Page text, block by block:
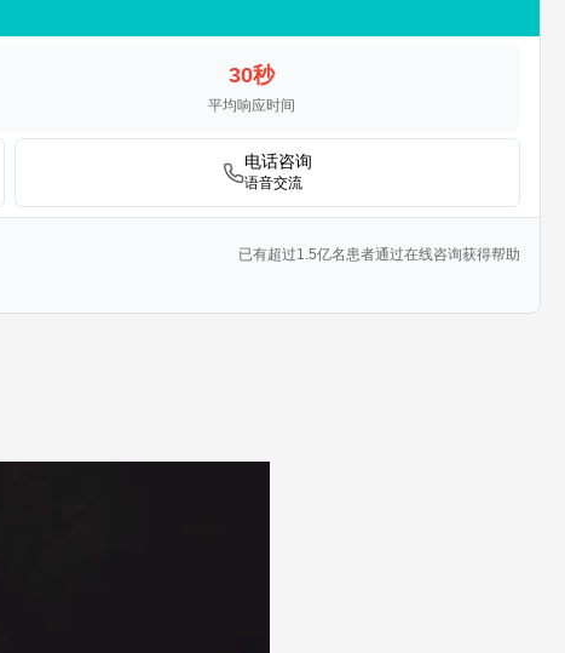
30秒
平均响应时间
电话咨询
语音交流
已有超过1.5亿名患者通过在线咨询获得帮助